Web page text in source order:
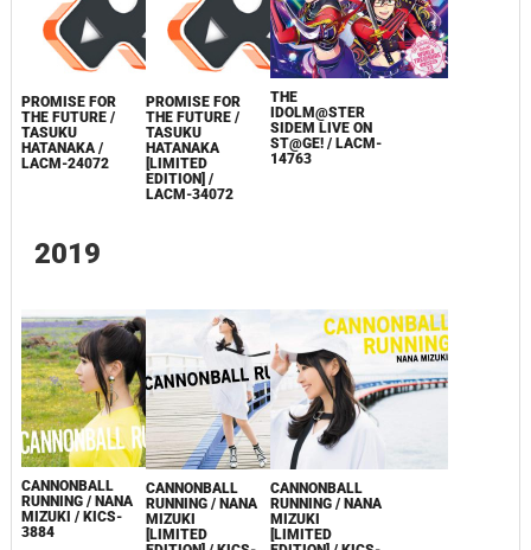
PROMISE FOR
THE FUTURE /
TASUKU
HATANAKA /
LACM-24072
PROMISE FOR
THE FUTURE /
TASUKU
HATANAKA
[LIMITED
EDITION] /
LACM-34072
THE
IDOLM@STER
SIDEM LIVE ON
ST@GE! / LACM-
14763
2019
CANNONBALL
RUNNING / NANA
MIZUKI / KICS-
3884
CANNONBALL
RUNNING / NANA
MIZUKI
[LIMITED
CANNONBALL
RUNNING / NANA
MIZUKI
[LIMITED